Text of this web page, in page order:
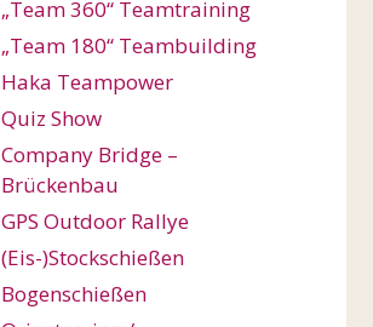
„Team 360“ Teamtraining
„Team 180“ Teambuilding
Haka Teampower
Quiz Show
Company Bridge –
Brückenbau
GPS Outdoor Rallye
(Eis-)Stockschießen
Bogenschießen